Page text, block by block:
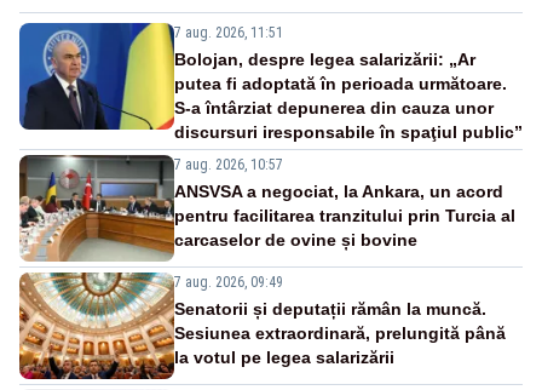
7 aug. 2026, 11:51
Bolojan, despre legea salarizării: „Ar
putea fi adoptată în perioada următoare.
S-a întârziat depunerea din cauza unor
discursuri iresponsabile în spaţiul public”
7 aug. 2026, 10:57
ANSVSA a negociat, la Ankara, un acord
pentru facilitarea tranzitului prin Turcia al
carcaselor de ovine și bovine
7 aug. 2026, 09:49
Senatorii și deputații rămân la muncă.
Sesiunea extraordinară, prelungită până
la votul pe legea salarizării